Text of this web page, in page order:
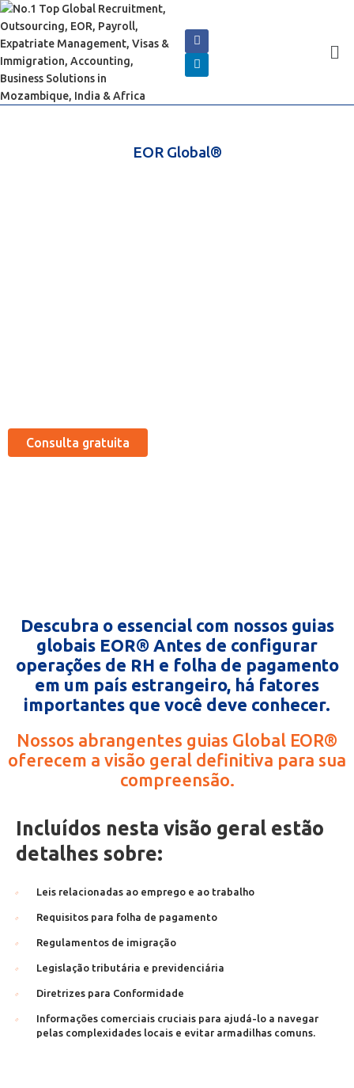
EOR Global®
Consulta gratuita
Descubra o essencial com nossos guias
globais EOR® Antes de configurar
operações de RH e folha de pagamento
em um país estrangeiro, há fatores
importantes que você deve conhecer.
Nossos abrangentes guias Global EOR®
oferecem a visão geral definitiva para sua
compreensão.
Incluídos nesta visão geral estão
detalhes sobre:
Leis relacionadas ao emprego e ao trabalho
Requisitos para folha de pagamento
Regulamentos de imigração
Legislação tributária e previdenciária
Diretrizes para Conformidade
Informações comerciais cruciais para ajudá-lo a navegar
pelas complexidades locais e evitar armadilhas comuns.